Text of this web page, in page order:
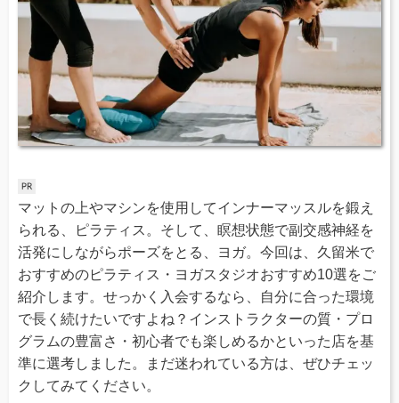
マットの上やマシンを使用してインナーマッスルを鍛え
られる、ピラティス。そして、瞑想状態で副交感神経を
活発にしながらポーズをとる、ヨガ。今回は、久留米で
おすすめのピラティス・ヨガスタジオおすすめ10選をご
紹介します。せっかく入会するなら、自分に合った環境
で長く続けたいですよね？インストラクターの質・プロ
グラムの豊富さ・初心者でも楽しめるかといった店を基
準に選考しました。まだ迷われている方は、ぜひチェッ
クしてみてください。